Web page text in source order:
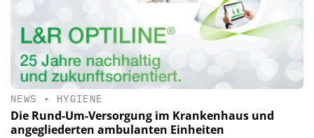
NEWS • HYGIENE
Die Rund-Um-Versorgung im Krankenhaus und
angegliederten ambulanten Einheiten